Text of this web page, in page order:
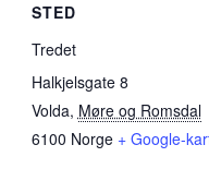
STED
Tredet
Halkjelsgate 8
Volda, Møre og Romsdal
6100 Norge + Google-